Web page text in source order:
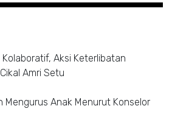
Aksi Keterlibatan
Amri Setu
Mengurus Anak Menurut Konselor